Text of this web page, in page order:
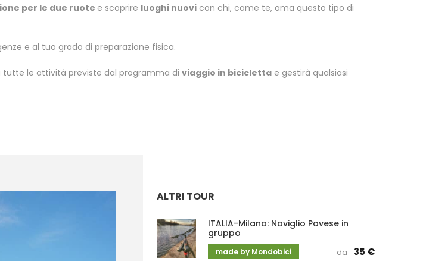
per le due ruote e scoprire luoghi nuovi con chi, come te, ama questo tipo di
e al tuo grado di preparazione fisica.
le attività previste dal programma di viaggio in bicicletta e gestirà qualsiasi
ALTRI TOUR
ITALIA-Milano: Naviglio Pavese in
gruppo
made by Mondobici da 35 €